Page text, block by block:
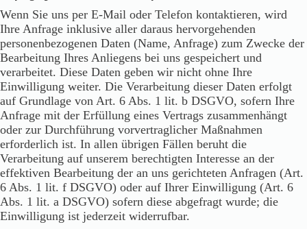
Wenn Sie uns per E-Mail oder Telefon kontaktieren, wird
Ihre Anfrage inklusive aller daraus hervorgehenden
personenbezogenen Daten (Name, Anfrage) zum Zwecke der
Bearbeitung Ihres Anliegens bei uns gespeichert und
verarbeitet. Diese Daten geben wir nicht ohne Ihre
Einwilligung weiter. Die Verarbeitung dieser Daten erfolgt
auf Grundlage von Art. 6 Abs. 1 lit. b DSGVO, sofern Ihre
Anfrage mit der Erfüllung eines Vertrags zusammenhängt
oder zur Durchführung vorvertraglicher Maßnahmen
erforderlich ist. In allen übrigen Fällen beruht die
Verarbeitung auf unserem berechtigten Interesse an der
effektiven Bearbeitung der an uns gerichteten Anfragen (Art.
6 Abs. 1 lit. f DSGVO) oder auf Ihrer Einwilligung (Art. 6
Abs. 1 lit. a DSGVO) sofern diese abgefragt wurde; die
Einwilligung ist jederzeit widerrufbar.